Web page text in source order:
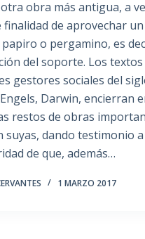
obra más antigua, a
finalidad de aprovechar
o pergamino, es
del soporte. Los textos
gestores sociales del
Darwin, encierran
restos de obras
suyas, dando testimonio
de que, además…
1 MARZO 2017